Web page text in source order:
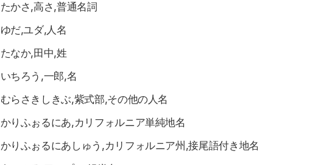
たかさ,高さ,普通名詞
ゆだ,ユダ,人名
たなか,田中,姓
いちろう,一郎,名
むらさきしきぶ,紫式部,その他の人名
かりふぉるにあ,カリフォルニア単純地名
かりふぉるにあしゅう,カリフォルニア州,接尾語付き地名